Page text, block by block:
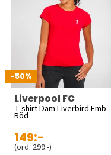
-50%
Liverpool FC
T-shirt Dam Liverbird Emb -
Röd
149:-
(ord. 299:-)